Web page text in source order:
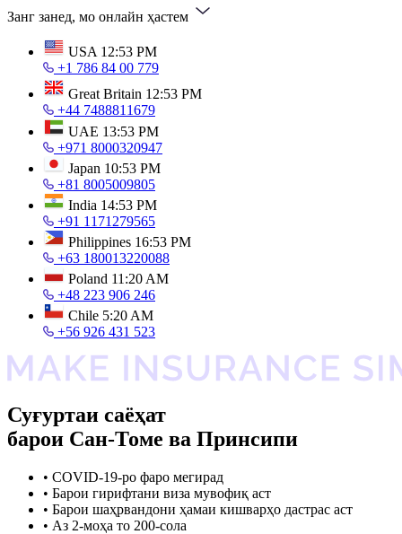
Занг занед, мо онлайн ҳастем
USA 12:53 PM
+1 786 84 00 779
Great Britain 12:53 PM
+44 7488811679
UAE 13:53 PM
+971 8000320947
Japan 10:53 PM
+81 8005009805
India 14:53 PM
+91 1171279565
Philippines 16:53 PM
+63 180013220088
Poland 11:20 AM
+48 223 906 246
Chile 5:20 AM
+56 926 431 523
Суғуртаи саёҳат
барои Сан-Томе ва Принсипи
• COVID-19-ро фаро мегирад
• Барои гирифтани виза мувофиқ аст
• Барои шаҳрвандони ҳамаи кишварҳо дастрас аст
• Аз 2-моҳа то 200-сола